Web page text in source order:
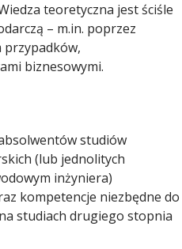
teoretyczna jest ściśle
– m.in. poprzez
przypadków,
biznesowymi.
studiów
(lub jednolitych
inżyniera)
kompetencje niezbędne do
studiach drugiego stopnia